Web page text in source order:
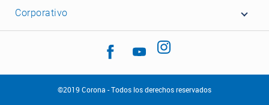
Corporativo
©2019 Corona - Todos los derechos reservados